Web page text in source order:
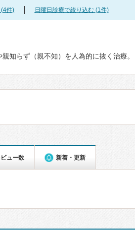
件) 日曜日診療で絞り込む (1件)
知らず（親不知）を人為的に抜く治療。
ュー数 新着・更新